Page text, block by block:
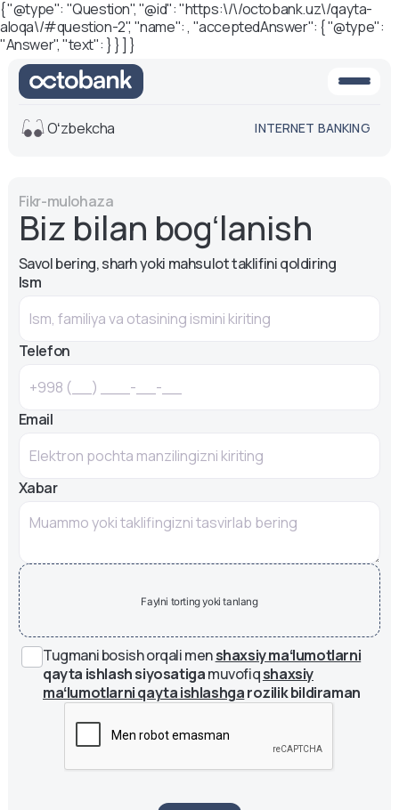
{ "@type": "Question", "@id": "https:\/\/octobank.uz\/qayta-
aloqa\/#question-2", "name": , "acceptedAnswer": { "@type":
"Answer", "text": } } ] }
O'rta
versiya
Oq-qora
versiya
Ovoz
Matn o'lchami
Oʻzbekcha INTERNET BANKING
Fikr-mulohaza
Biz bilan bogʻlanish
Savol bering, sharh yoki mahsulot taklifini qoldiring
Ism
Telefon
Email
Xabar
Faylni torting yoki tanlang
Tugmani bosish orqali menshaxsiy maʻlumotlarni
qayta ishlash siyosatigamuvofiqshaxsiy
maʻlumotlarni qayta ishlashgarozilik bildiraman